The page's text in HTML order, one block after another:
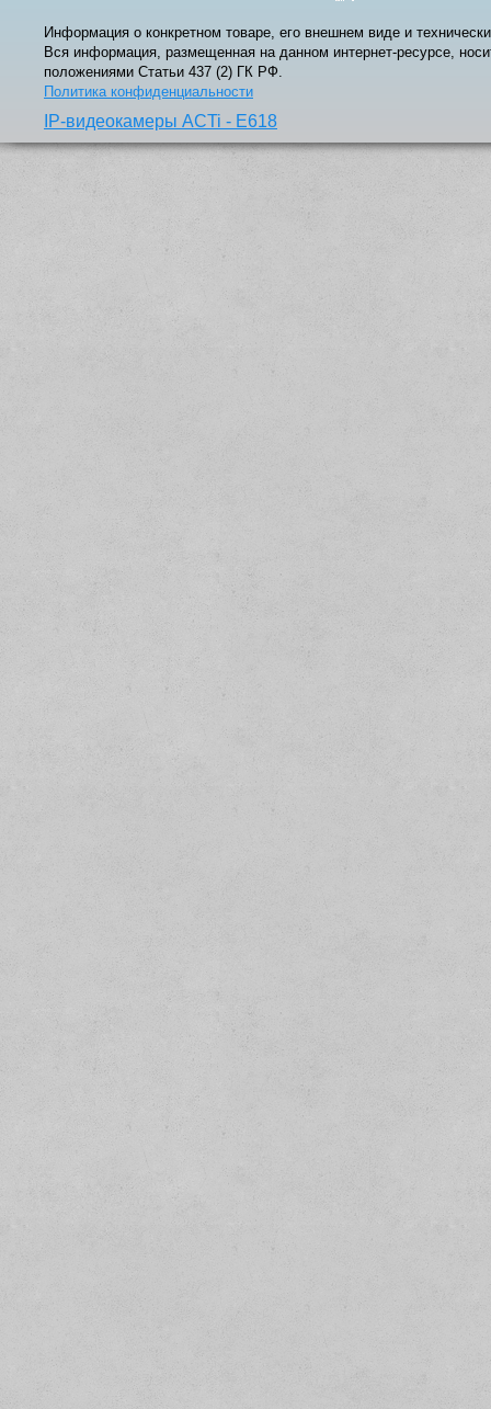
Информация о конкретном товаре, его внешнем виде и
Вся информация, размещенная на данном интернет-ресурсе,
положениями Статьи 437 (2) ГК РФ.
Политика конфиденциальности
IP-видеокамеры ACTi - E618